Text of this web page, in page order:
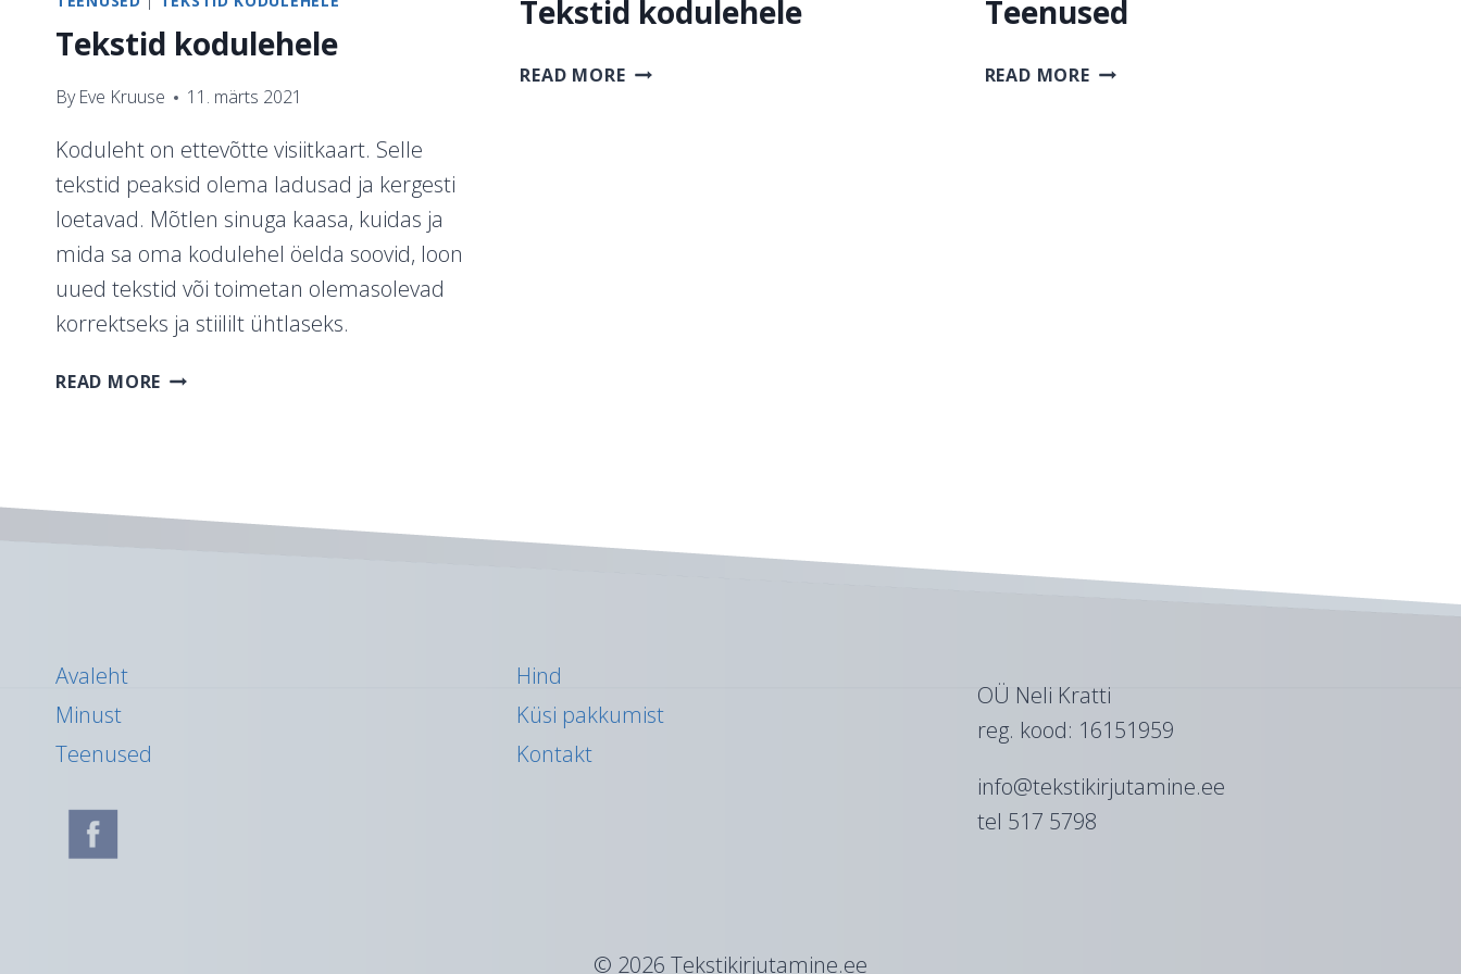
Tekstid kodulehele
By Eve Kruuse 11. märts 2021
Koduleht on ettevõtte visiitkaart. Selle
tekstid peaksid olema ladusad ja kergesti
loetavad. Mõtlen sinuga kaasa, kuidas ja
mida sa oma kodulehel öelda soovid, loon
uued tekstid või toimetan olemasolevad
korrektseks ja stiililt ühtlaseks.
READ MORE TEKSTID
Tekstid kodulehele
READ MORETEKSTID
Teenused
READ MORETEENUSED
Avaleht
Minust
Teenused
Hind
Küsi pakkumist
Kontakt
OÜ Neli Kratti
reg. kood: 16151959
info@tekstikirjutamine.ee
tel 517 5798
© 2026 Tekstikirjutamine.ee